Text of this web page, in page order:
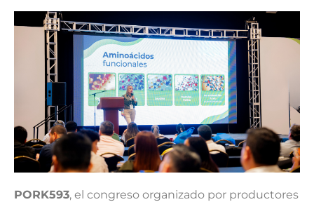
PORK593, el congreso organizado por productores